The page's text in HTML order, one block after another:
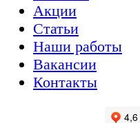
Акции
Статьи
Наши работы
Вакансии
Контакты